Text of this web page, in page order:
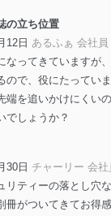
クセス等の防止
り扱う機器等のオペ
新の状態に保持してい
取り扱う機器等にセ
を導入し、自動更新
を最新状態としていま
個人データの含まれ
、当該ファイルへの
す。
ントシステムの継続
の立ち位置
12日 あるふぁ 会社員
なってきていますが
ので、役にたってい
端を追いかけにくい
でしょうか？
30日 チャーリー 会社
リティーの落とし穴
冊がついてきてお得感